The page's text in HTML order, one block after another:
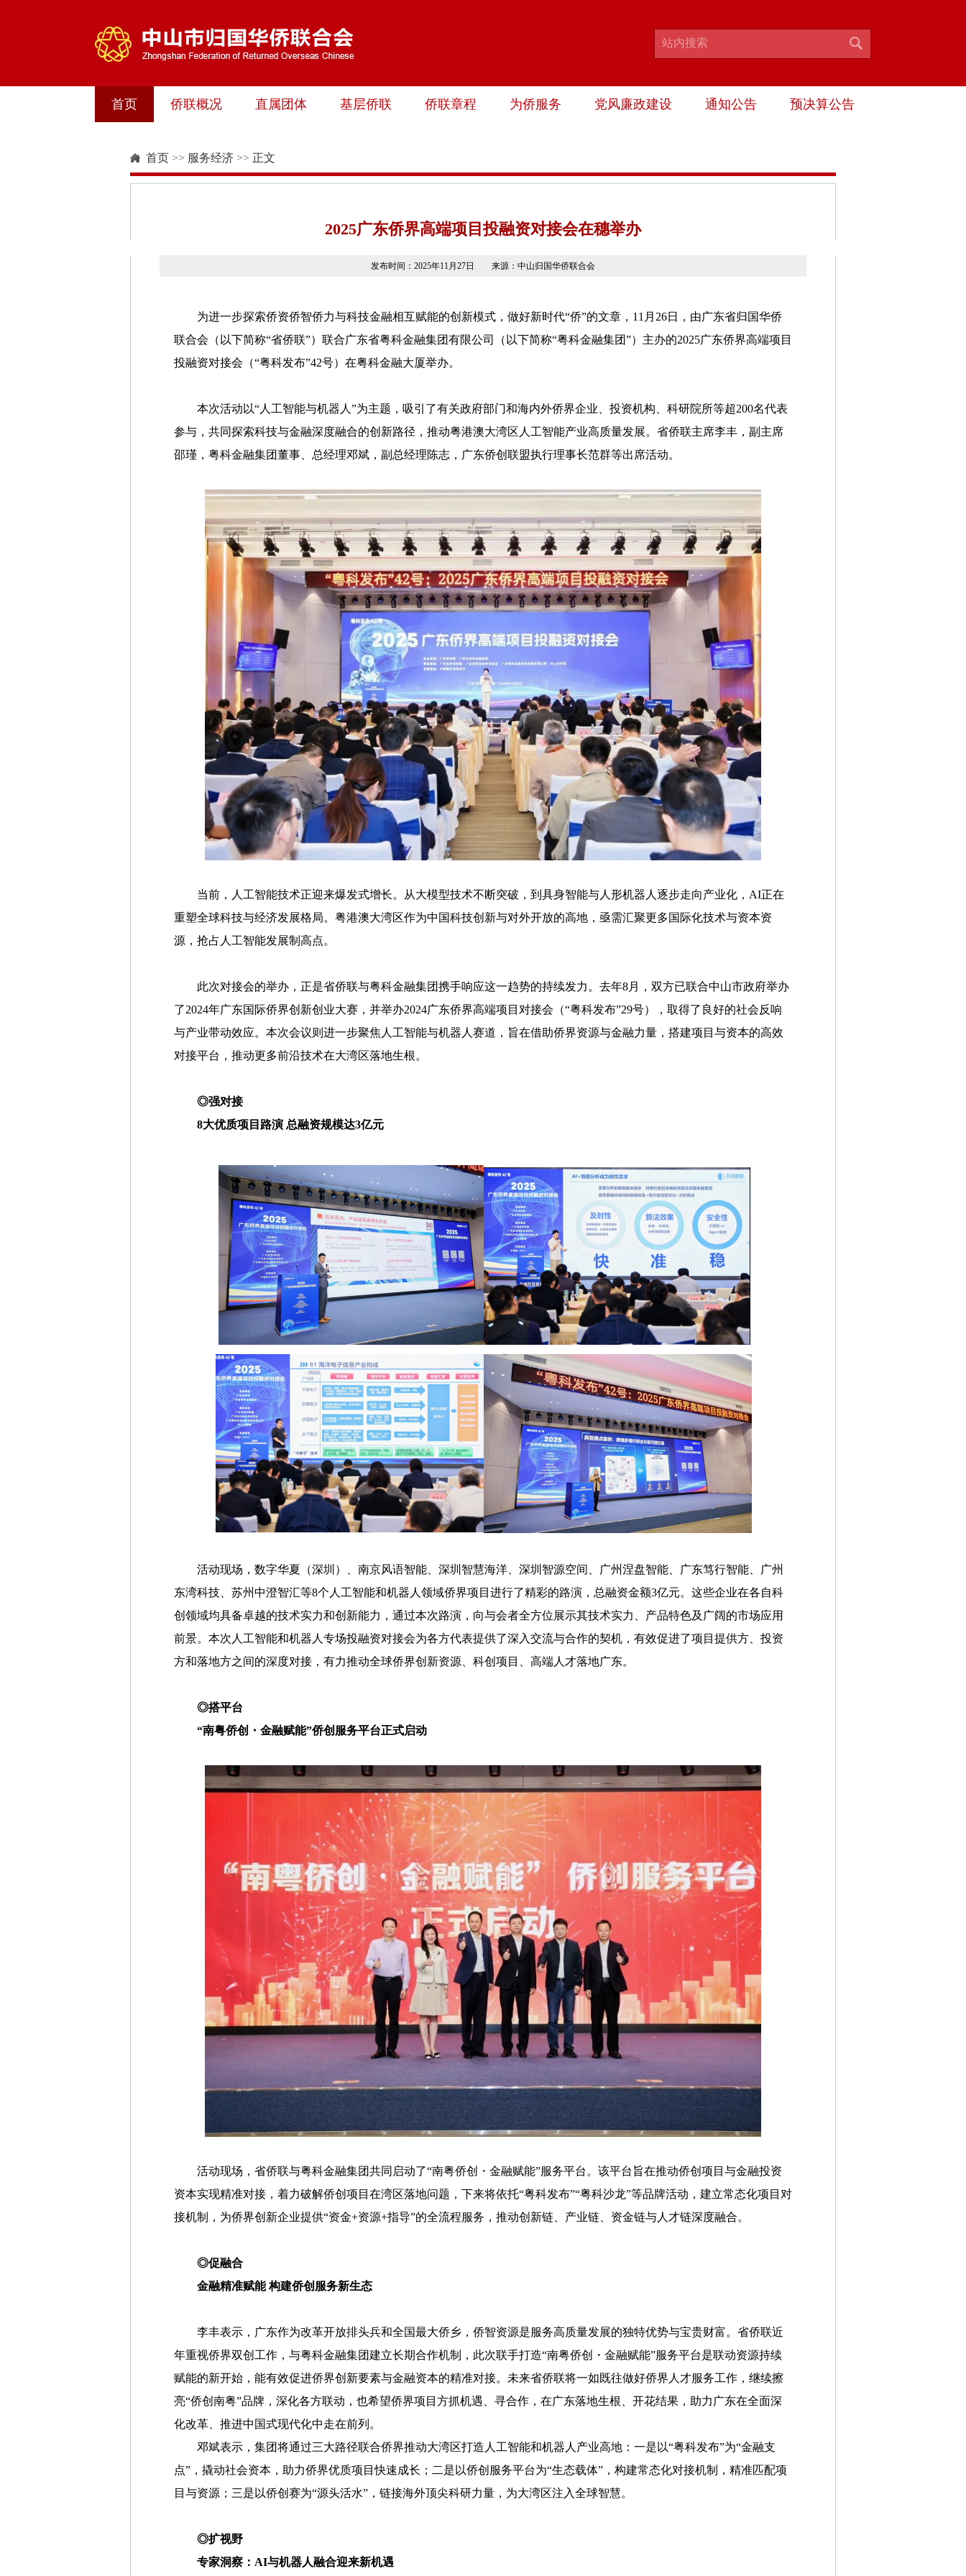
首页 侨联概况 直属团体 基层侨联 侨联章程 为侨服务 党风廉政建设 通知公告 预决算公告
首页 >> 服务经济 >> 正文
2025广东侨界高端项目投融资对接会在穗举办
发布时间：2025年11月27日 来源：中山归国华侨联合会
为进一步探索侨资侨智侨力与科技金融相互赋能的创新模式，做好新时代“侨”的文章，11月26日，由广东省归国华侨
联合会（以下简称“省侨联”）联合广东省粤科金融集团有限公司（以下简称“粤科金融集团”）主办的2025广东侨界高端项目
投融资对接会（“粤科发布”42号）在粤科金融大厦举办。
本次活动以“人工智能与机器人”为主题，吸引了有关政府部门和海内外侨界企业、投资机构、科研院所等超200名代表
参与，共同探索科技与金融深度融合的创新路径，推动粤港澳大湾区人工智能产业高质量发展。省侨联主席李丰，副主席
邵瑾，粤科金融集团董事、总经理邓斌，副总经理陈志，广东侨创联盟执行理事长范群等出席活动。
当前，人工智能技术正迎来爆发式增长。从大模型技术不断突破，到具身智能与人形机器人逐步走向产业化，AI正在
重塑全球科技与经济发展格局。粤港澳大湾区作为中国科技创新与对外开放的高地，亟需汇聚更多国际化技术与资本资
源，抢占人工智能发展制高点。
此次对接会的举办，正是省侨联与粤科金融集团携手响应这一趋势的持续发力。去年8月，双方已联合中山市政府举办
了2024年广东国际侨界创新创业大赛，并举办2024广东侨界高端项目对接会（“粤科发布”29号），取得了良好的社会反响
与产业带动效应。本次会议则进一步聚焦人工智能与机器人赛道，旨在借助侨界资源与金融力量，搭建项目与资本的高效
对接平台，推动更多前沿技术在大湾区落地生根。
◎强对接
8大优质项目路演 总融资规模达3亿元
活动现场，数字华夏（深圳）、南京风语智能、深圳智慧海洋、深圳智源空间、广州涅盘智能、广东笃行智能、广州
东湾科技、苏州中澄智汇等8个人工智能和机器人领域侨界项目进行了精彩的路演，总融资金额3亿元。这些企业在各自科
创领域均具备卓越的技术实力和创新能力，通过本次路演，向与会者全方位展示其技术实力、产品特色及广阔的市场应用
前景。本次人工智能和机器人专场投融资对接会为各方代表提供了深入交流与合作的契机，有效促进了项目提供方、投资
方和落地方之间的深度对接，有力推动全球侨界创新资源、科创项目、高端人才落地广东。
◎搭平台
“南粤侨创・金融赋能”侨创服务平台正式启动
活动现场，省侨联与粤科金融集团共同启动了“南粤侨创・金融赋能”服务平台。该平台旨在推动侨创项目与金融投资
资本实现精准对接，着力破解侨创项目在湾区落地问题，下来将依托“粤科发布”“粤科沙龙”等品牌活动，建立常态化项目对
接机制，为侨界创新企业提供“资金+资源+指导”的全流程服务，推动创新链、产业链、资金链与人才链深度融合。
◎促融合
金融精准赋能 构建侨创服务新生态
李丰表示，广东作为改革开放排头兵和全国最大侨乡，侨智资源是服务高质量发展的独特优势与宝贵财富。省侨联近
年重视侨界双创工作，与粤科金融集团建立长期合作机制，此次联手打造“南粤侨创・金融赋能”服务平台是联动资源持续
赋能的新开始，能有效促进侨界创新要素与金融资本的精准对接。未来省侨联将一如既往做好侨界人才服务工作，继续擦
亮“侨创南粤”品牌，深化各方联动，也希望侨界项目方抓机遇、寻合作，在广东落地生根、开花结果，助力广东在全面深
化改革、推进中国式现代化中走在前列。
邓斌表示，集团将通过三大路径联合侨界推动大湾区打造人工智能和机器人产业高地：一是以“粤科发布”为“金融支
点”，撬动社会资本，助力侨界优质项目快速成长；二是以侨创服务平台为“生态载体”，构建常态化对接机制，精准匹配项
目与资源；三是以侨创赛为“源头活水”，链接海外顶尖科研力量，为大湾区注入全球智慧。
◎扩视野
专家洞察：AI与机器人融合迎来新机遇